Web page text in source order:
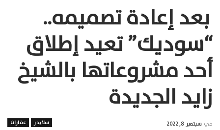
بعد إعادة تصميمه..
“سوديك” تعيد إطلاق
أحد مشروعاتها بالشيخ
زايد الجديدة
سلايدر عقارات في سبتمبر 8, 2022